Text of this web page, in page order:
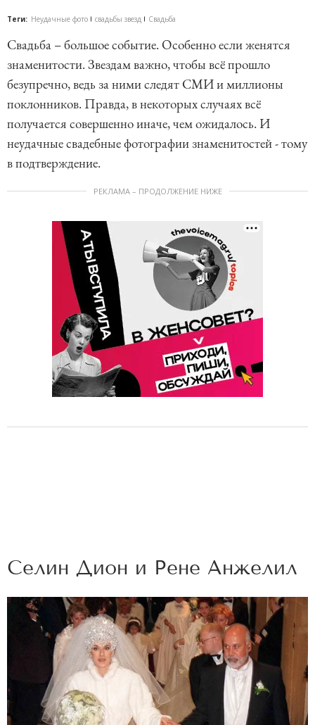
Теги: Неудачные фото свадьбы звезд Свадьба
Свадьба – большое событие. Особенно если женятся
знаменитости. Звездам важно, чтобы всё прошло
безупречно, ведь за ними следят СМИ и миллионы
поклонников. Правда, в некоторых случаях всё
получается совершенно иначе, чем ожидалось. И
неудачные свадебные фотографии знаменитостей - тому
в подтверждение.
РЕКЛАМА – ПРОДОЛЖЕНИЕ НИЖЕ
Селин Дион и Рене Анжелил